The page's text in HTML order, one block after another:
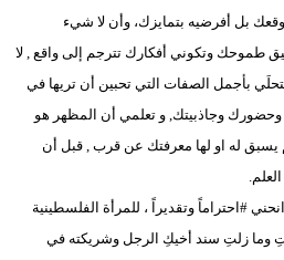
بل أفرضيه بتمايزك، وأن لا شيء
طموحك وتكوني أفكارك تترجم إلى واقع , لا
بأجمل الصفات التي تحبين أن تريها في
وحضورك وجاذبيتك, و تعلمي أن المظهر هو
يسبق له او لها معرفتك عن قرب , قبل أن
#احتراماً وتقديراً ، للمرأة الفلسطينية
وما زلتِ سند أخيكِ الرجل وشريكته في